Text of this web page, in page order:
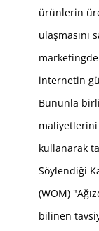
ürünlerin
ulaşmasını
internetin
Bununla
kullanarak
Söylendiği
(WOM)
bilinen